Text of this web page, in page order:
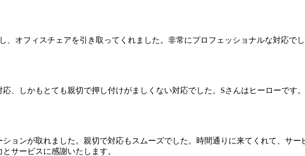
、オフィスチェアを引き取ってくれました。非常にプロフェッショナルな対応で
、しかもとても親切で押し付けがましくない対応でした。Sさんはヒーローです。
ョンが取れました。親切で対応もスムーズでした。時間通りに来てくれて、サ
サービスに感謝いたします。